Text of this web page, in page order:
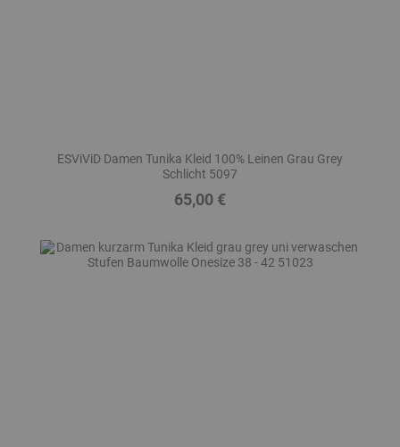
ESViViD Damen Tunika Kleid 100% Leinen Grau Grey
Schlicht 5097
Preis
65,00 €